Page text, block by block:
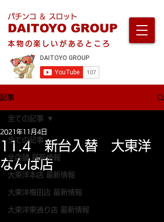
パチンコ ＆ スロット
DAITOYO GROUP
本物の楽しいがあるところ
記事
全ての記事
全店舗 最新情報
大東洋本店 最新情報
大東洋梅田店 最新情報
大東洋東通り店 最新情報
全ての記事
11.4 新台入替 大東洋
なんば店
2021年11月4日